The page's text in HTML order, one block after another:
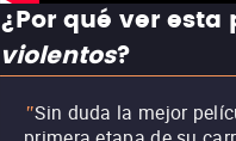
¿Por qué ver esta
violentos?
"Sin duda la mejor